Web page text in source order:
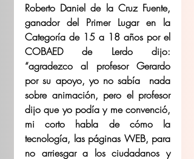
Roberto Daniel de la Cruz Fuente,
ganador del Primer Lugar en la
Categoría de 15 a 18 años por el
COBAED de Lerdo dijo:
“agradezco al profesor Gerardo
por su apoyo, yo no sabía  nada
sobre animación, pero el profesor
dijo que yo podía y me convenció,
mi corto habla de cómo la
tecnología, las páginas WEB, para
no arriesgar a los ciudadanos y